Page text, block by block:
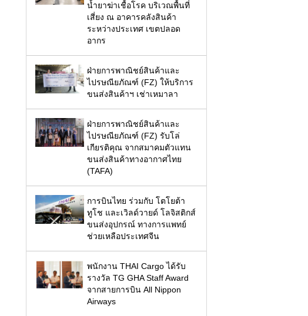
น้ำยาฆ่าเชื้อโรค บริเวณพื้นที่
เสี่ยง ณ อาคารคลังสินค้า
ระหว่างประเทศ เขตปลอด
อากร
ฝ่ายการพาณิชย์สินค้าและ
ไปรษณียภัณฑ์ (FZ) ให้บริการ
ขนส่งสินค้าฯ เช่าเหมาลา
ฝ่ายการพาณิชย์สินค้าและ
ไปรษณียภัณฑ์ (FZ) รับโล่
เกียรติคุณ จากสมาคมตัวแทน
ขนส่งสินค้าทางอากาศไทย
(TAFA)
การบินไทย ร่วมกับ โตโยต้า
ทูโช และเวิลด์วายด์ โลจิสติกส์
ขนส่งอุปกรณ์ ทางการแพทย์
ช่วยเหลือประเทศจีน
พนักงาน THAI Cargo ได้รับ
รางวัล TG GHA Staff Award
จากสายการบิน All Nippon
Airways